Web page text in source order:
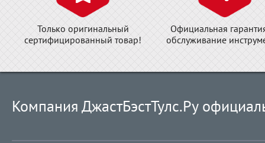
Только оригинальный
сертифицированный товар!
Официальная
обслуживание
Компания ДжастБэстТулс.Ру